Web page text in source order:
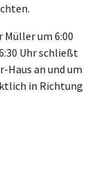
um 6:00
Uhr schließt
Haus an und um
in Richtung